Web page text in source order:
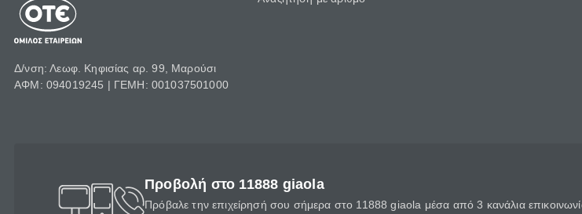
Δ/νση: Λεωφ. Κηφισίας αρ. 99, Μαρούσι
ΑΦΜ: 094019245 | ΓΕΜΗ: 001037501000
Προβολή στο 11888 giaola
Πρόβαλε την επιχείρησή σου σήμερα στο 11888 giaola μέσα από 3 κανάλια